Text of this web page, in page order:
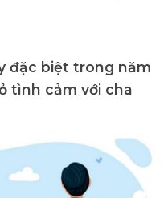
đặc biệt trong năm
tình cảm với cha